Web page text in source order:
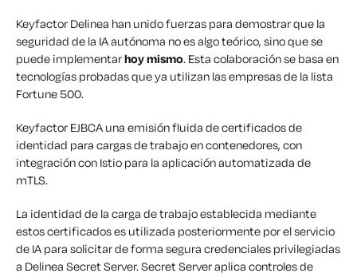
Keyfactor Delinea han unido fuerzas para demostrar que la
seguridad de la IA autónoma no es algo teórico, sino que se
puede implementarhoy mismo. Esta colaboración se basa en
tecnologías probadas que ya utilizan las empresas de la lista
Fortune 500.
Keyfactor EJBCA una emisión fluida de certificados de
identidad para cargas de trabajo en contenedores, con
integración con Istio para la aplicación automatizada de
mTLS.
La identidad de la carga de trabajo establecida mediante
estos certificados es utilizada posteriormente por el servicio
de IA para solicitar de forma segura credenciales privilegiadas
a Delinea Secret Server. Secret Server aplica controles de